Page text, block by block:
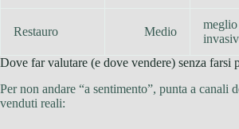
Restauro Medio
Dove far valutare (e dove vendere) senza farsi
Per non andare “a sentimento”, punta a canali
venduti reali: